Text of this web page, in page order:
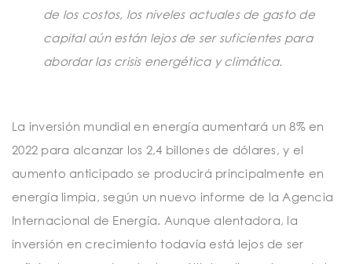
de los costos, los niveles actuales de gasto de
capital aún están lejos de ser suficientes para
abordar las crisis energética y climática.
La inversión mundial en energía aumentará un 8% en
2022 para alcanzar los 2,4 billones de dólares, y el
aumento anticipado se producirá principalmente en
energía limpia, según un nuevo informe de la Agencia
Internacional de Energía. Aunque alentadora, la
inversión en crecimiento todavía está lejos de ser